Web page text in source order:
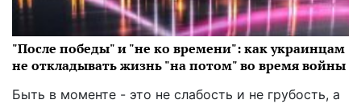
"После победы" и "не ко времени": как украинцам
не откладывать жизнь "на потом" во время войны
Быть в моменте - это не слабость и не грубость, а